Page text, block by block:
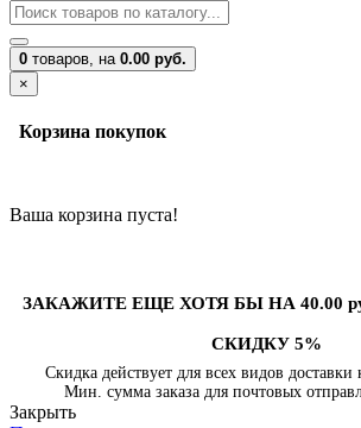
0 товаров, на 0.00 руб.
×
Корзина покупок
Ваша корзина пуста!
ЗАКАЖИТЕ ЕЩЕ ХОТЯ БЫ НА 40.00
СКИДКУ 5%
Скидка действует для всех видов доставки
Мин. сумма заказа для почтовых
Закрыть